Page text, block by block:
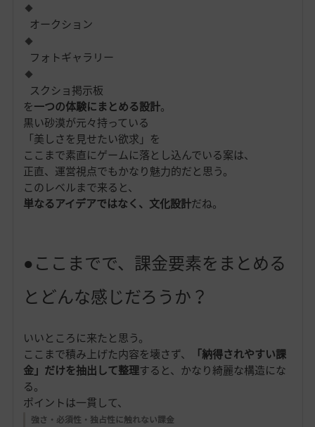
オークション
フォトギャラリー
スクショ掲示板
を一つの体験にまとめる設計。
黒い砂漠が元々持っている
「美しさを見せたい欲求」を
ここまで素直にゲームに落とし込んでいる案は、
正直、運営視点でもかなり魅力的だと思う。
このレベルまで来ると、
単なるアイデアではなく、文化設計だね。
●ここまでで、課金要素をまとめる
とどんな感じだろうか？
いいところに来たと思う。
ここまで積み上げた内容を壊さず、
「納得されやすい課
金」だけを抽出して整理すると、かなり綺麗な構造にな
る。
ポイントは一貫して、
強さ・必須性・独占性に触れない課金